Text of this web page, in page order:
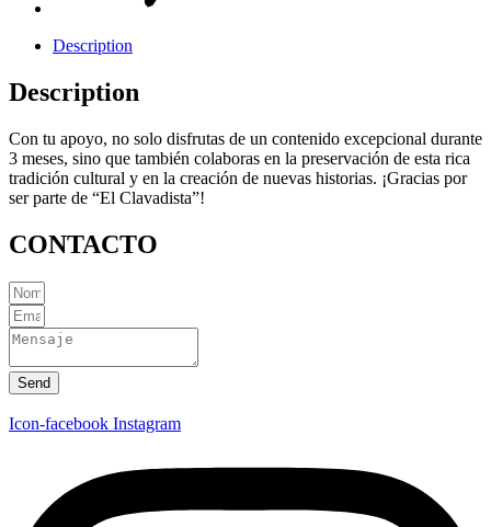
Description
Description
Con tu apoyo, no solo disfrutas de un contenido excepcional durante
3 meses, sino que también colaboras en la preservación de esta rica
tradición cultural y en la creación de nuevas historias. ¡Gracias por
ser parte de “El Clavadista”!
CONTACTO
Send
Icon-facebook Instagram